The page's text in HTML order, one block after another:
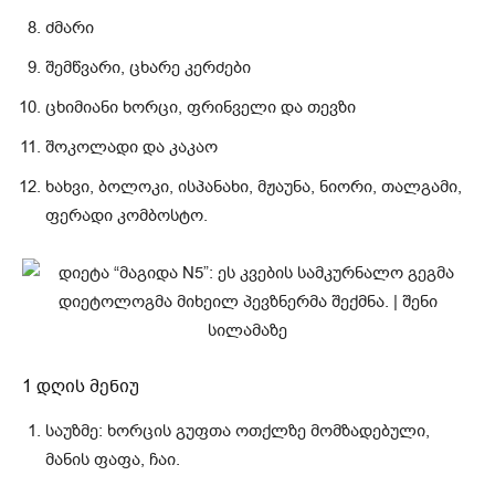
ძმარი
შემწვარი, ცხარე კერძები
ცხიმიანი ხორცი, ფრინველი და თევზი
შოკოლადი და კაკაო
ხახვი, ბოლოკი, ისპანახი, მჟაუნა, ნიორი, თალგამი,
ფერადი კომბოსტო.
1 დღის მენიუ
საუზმე: ხორცის გუფთა ოთქლზე მომზადებული,
მანის ფაფა, ჩაი.